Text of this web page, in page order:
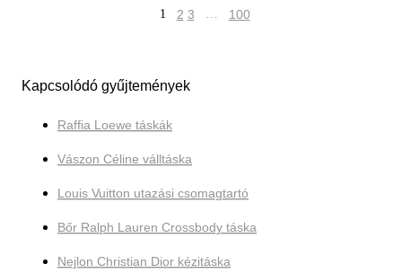
1 2 3 … 100
Kapcsolódó gyűjtemények
Raffia Loewe táskák
Vászon Céline válltáska
Louis Vuitton utazási csomagtartó
Bőr Ralph Lauren Crossbody táska
Nejlon Christian Dior kézitáska